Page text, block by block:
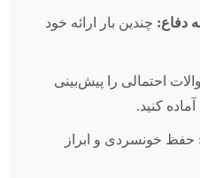
دفاع: چندین بار ارائه خود
احتمالی را پیش‌بینی
کنید.
حفظ خونسردی و ابراز